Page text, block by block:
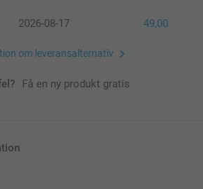
2026-08-17 49,00
om leveransalternativ
Få en ny produkt gratis